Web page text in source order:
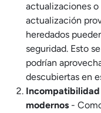
actualizaciones
actualización
heredados
seguridad. Esto
podrían
descubiertas en
Incompatibilidad
modernos -